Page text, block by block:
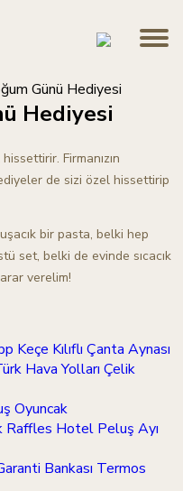
Günü Hediyesi
Hediyesi
Firmanızın
de sizi özel hissettirip
bir pasta, belki hep
set, belki de evinde sıcacık
verelim!
Keçe Kılıflı Çanta Aynası
Hava Yolları Çelik
Oyuncak
Raffles Hotel Peluş Ayı
Bankası Termos